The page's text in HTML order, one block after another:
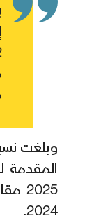
وبلغت
2024.